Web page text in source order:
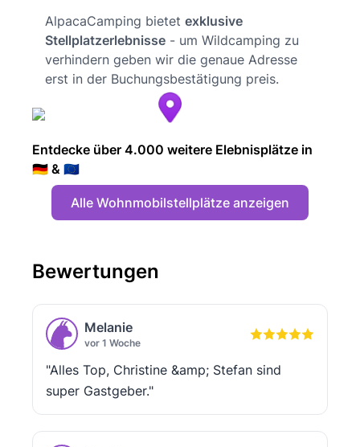
AlpacaCamping bietet exklusive
Stellplatzerlebnisse - um Wildcamping zu
verhindern geben wir die genaue Adresse
erst in der Buchungsbestätigung preis.
Entdecke über 4.000 weitere Elebnisplätze in
🇩🇪 & 🇪🇺
Alle Wohnmobilstellplätze anzeigen
Bewertungen
Melanie
vor 1 Woche
"Alles Top, Christine &amp; Stefan sind
super Gastgeber."